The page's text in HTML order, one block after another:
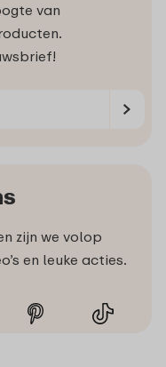
van
zijn we volop
en leuke acties.